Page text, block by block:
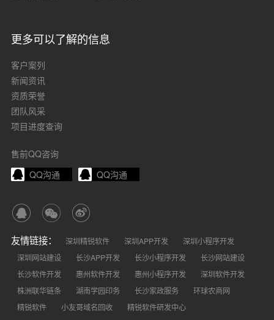
更多可以了解的信息
客户案列
新闻资讯
资质荣誉
团队风采
项目进度查询
售前QQ咨询
QQ沟通
QQ沟通
友情链接： 深圳精锐软件 深圳APP开发
深圳小程序开发
深圳网站建设
长沙APP开发 长沙小程序开发
长沙网站建设
长沙软件开发
惠州软件开发 惠州小程序开发
深圳软件开发
株洲联华链条
湖南学园印务 长沙家政服务
环球农商网
精锐软件
小友哥域名回收
精锐软件研发中心